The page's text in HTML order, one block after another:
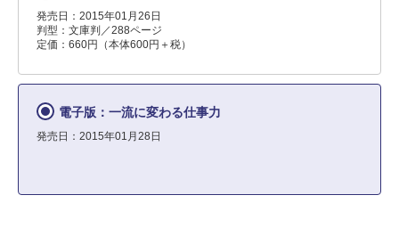
発売日：2015年01月26日
判型：文庫判／288ページ
定価：660円（本体600円＋税）
電子版：一流に変わる仕事力
発売日：2015年01月28日